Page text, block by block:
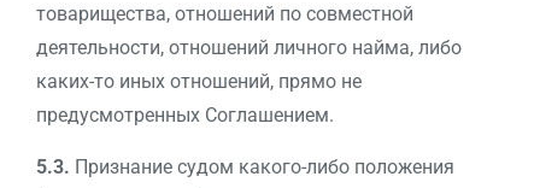
товарищества, отношений по совместной
деятельности, отношений личного найма, либо
каких-то иных отношений, прямо не
предусмотренных Соглашением.
5.3. Признание судом какого-либо положения